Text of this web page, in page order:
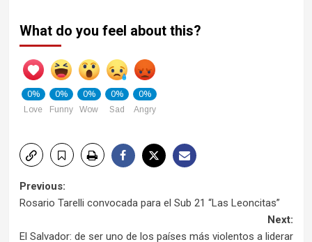
What do you feel about this?
0%
Love
0%
Funny
0%
Wow
0%
Sad
0%
Angry
Post
Previous:
Rosario Tarelli convocada para el Sub 21 “Las Leoncitas”
Next:
El Salvador: de ser uno de los países más violentos a liderar